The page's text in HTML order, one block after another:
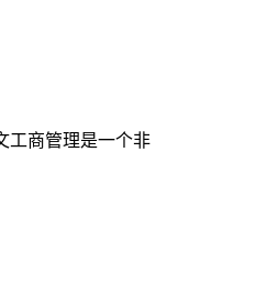
工商管理是一个非